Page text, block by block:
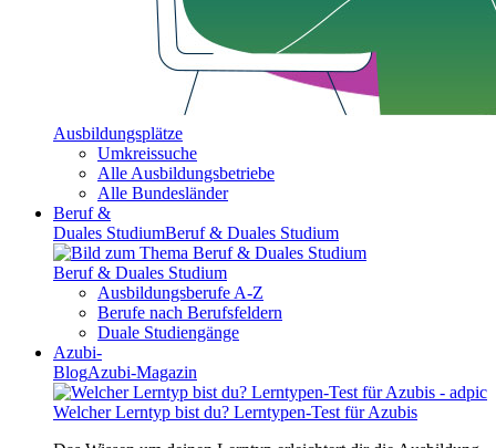
Ausbildungsplätze
Umkreissuche
Alle Ausbildungsbetriebe
Alle Bundesländer
Beruf &
Duales StudiumBeruf & Duales Studium
Beruf & Duales Studium
Ausbildungsberufe A-Z
Berufe nach Berufsfeldern
Duale Studiengänge
Azubi-
BlogAzubi-Magazin
Welcher Lerntyp bist du? Lerntypen-Test für Azubis